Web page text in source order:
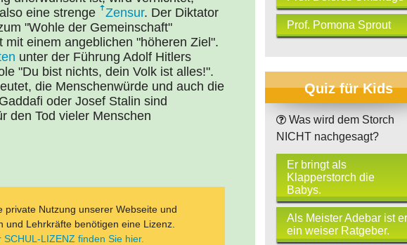
eine strenge
Zensur. Der Diktator
"Wohle der Gemeinschaft"
einem angeblichen "höheren Ziel".
unter der Führung Adolf Hitlers
"Du bist nichts, dein Volk ist alles!".
die Menschenwürde und auch die
oder Josef Stalin sind
den Tod vieler Menschen
private Nutzung unserer Webseite und
und Lehrkräfte benötigen eine Lizenz.
LIZENZ finden Sie hier.
Prof. Pomona Sprout
Quiz für Kids
Was wird dem Storch
NICHT nachgesagt?
Er bringt als
Klapperstorch die
Babys.
Als Meister Adebar ist er
ein weiser Ratgeber.